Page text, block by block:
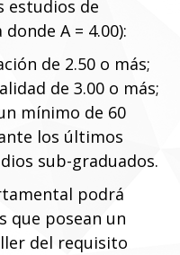
estudios de
A = 4.00):
de 2.50 o más;
de 3.00 o más;
mínimo de 60
los últimos
sub-graduados.
podrá
que posean un
del requisito